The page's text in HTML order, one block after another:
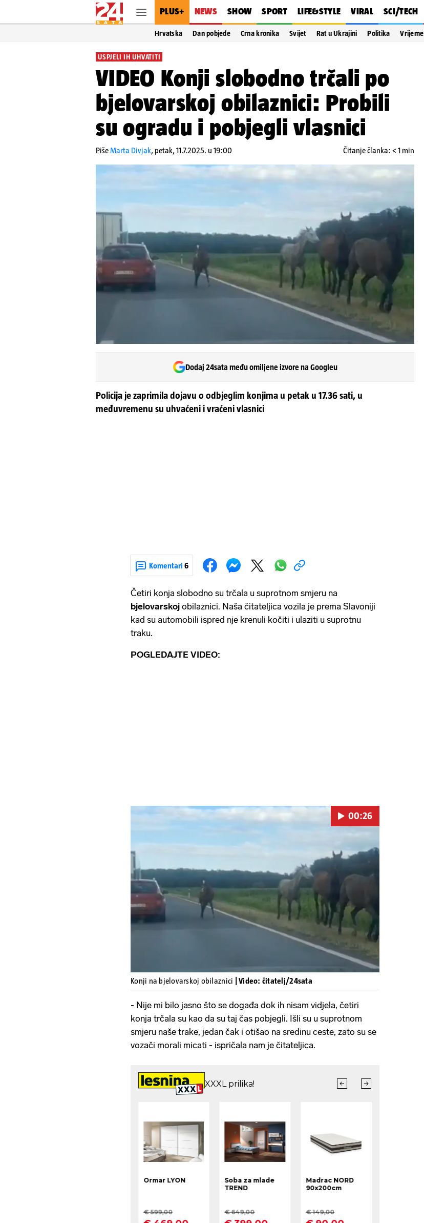
PLUS+ NEWS SHOW SPORT LIFE&STYLE VIRAL SCI/TECH
Hrvatska Dan pobjede Crna kronika Svijet Rat u Ukrajini Politika Vrijeme
USPJELI IH UHVATITI
VIDEO Konji slobodno trčali po
bjelovarskoj obilaznici: Probili
su ogradu i pobjegli vlasnici
PišeMarta Divjak, petak, 11.7.2025. u 19:00 Čitanje članka: < 1 min
Dodaj 24sata među omiljene izvore na Googleu
Policija je zaprimila dojavu o odbjeglim konjima u petak u 17.36 sati, u
međuvremenu su uhvaćeni i vraćeni vlasnici
Komentari 6
Četiri konja slobodno su trčala u suprotnom smjeru na
bjelovarskoj obilaznici. Naša čitateljica vozila je prema Slavoniji
kad su automobili ispred nje krenuli kočiti i ulaziti u suprotnu
traku.
POGLEDAJTE VIDEO:
Pokretanje videa...
00:26
Konji na bjelovarskoj obilaznici | Video: čitatelj/24sata
- Nije mi bilo jasno što se događa dok ih nisam vidjela, četiri
konja trčala su kao da su taj čas pobjegli. Išli su u suprotnom
smjeru naše trake, jedan čak i otišao na sredinu ceste, zato su se
vozači morali micati - ispričala nam je čitateljica.